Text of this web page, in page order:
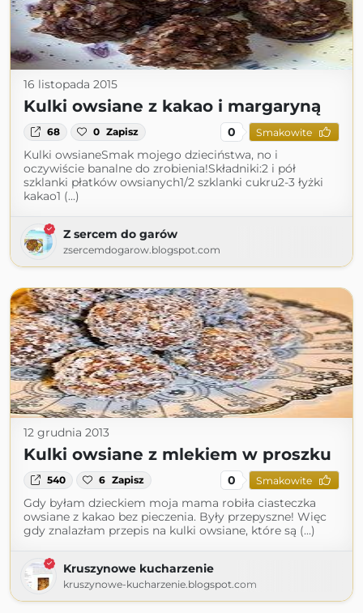
16 listopada 2015
Kulki owsiane z kakao i margaryną
68 0 Zapisz 0 Smakowite
Kulki owsianeSmak mojego dzieciństwa, no i
oczywiście banalne do zrobienia!Składniki:2 i pół
szklanki płatków owsianych1/2 szklanki cukru2-3 łyżki
kakao1 (...)
Z sercem do garów
zsercemdogarow.blogspot.com
12 grudnia 2013
Kulki owsiane z mlekiem w proszku
540 6 Zapisz 0 Smakowite
Gdy byłam dzieckiem moja mama robiła ciasteczka
owsiane z kakao bez pieczenia. Były przepyszne! Więc
gdy znalazłam przepis na kulki owsiane, które są (...)
Kruszynowe kucharzenie
kruszynowe-kucharzenie.blogspot.com